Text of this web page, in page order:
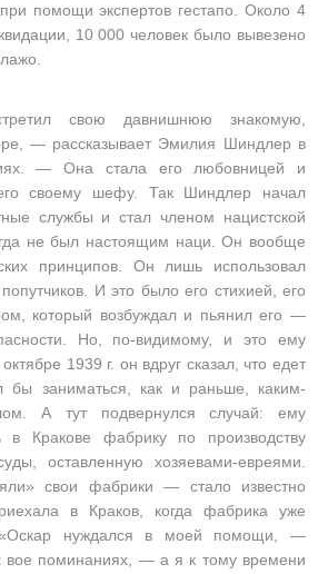
помощи экспертов гестапо. Около 4
10 000 человек было вывезено
свою давнишнюю знакомую,
— рассказывает Эмилия Шиндлер в
— Она стала его любовницей и
своему шефу. Так Шиндлер начал
службы и стал членом нацистской
не был настоящим наци. Он вообще
принципов. Он лишь использовал
И это было его стихией, его
который возбуждал и пьянил его —
Но, по-видимому, и это ему
1939 г. он вдруг сказал, что едет
бы заниматься, как и раньше, каким-
А тут подвернулся случай: ему
в Кракове фабрику по производству
оставленную хозяевами-евреями.
свои фабрики — стало известно
в Краков, когда фабрика уже
«Оскар нуждался в моей помощи, —
вое поминаниях, — а я к тому времени